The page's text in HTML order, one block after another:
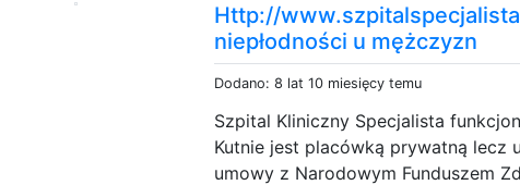
Http://
niepłodności u mężczyzn
Dodano: 8 lat 10 miesięcy temu
Szpital Kliniczny Specjalista
Kutnie jest placówką prywatną lecz
umowy z Narodowym Funduszem